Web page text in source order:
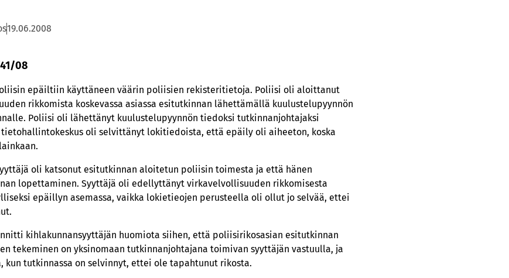
19.06.2008
08
epäiltiin käyttäneen väärin poliisien rekisteritietoja. Poliisi oli aloittanut
rikkomista koskevassa asiassa esitutkinnan lähettämällä kuulustelupyynnön
Poliisi oli lähettänyt kuulustelupyynnön tiedoksi tutkinnanjohtajaksi
oli selvittänyt lokitiedoista, että epäily oli aiheeton, koska
oli katsonut esitutkinnan aloitetun poliisin toimesta ja että hänen
lopettaminen. Syyttäjä oli edellyttänyt virkavelvollisuuden rikkomisesta
epäillyn asemassa, vaikka lokietieojen perusteella oli ollut jo selvää, ettei
kihlakunnansyyttäjän huomiota siihen, että poliisirikosasian esitutkinnan
tekeminen on yksinomaan tutkinnanjohtajana toimivan syyttäjän vastuulla, ja
tutkinnassa on selvinnyt, ettei ole tapahtunut rikosta.